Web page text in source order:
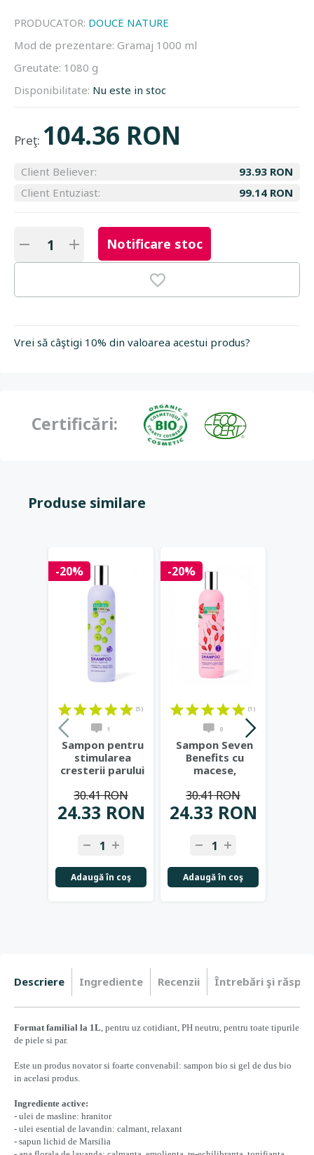
PRODUCATOR: DOUCE NATURE
Mod de prezentare: Gramaj 1000 ml
Greutate: 1080 g
Disponibilitate: Nu este in stoc
Preţ: 104.36 RON
Client Believer:
93.93 RON
Client Entuziast:
99.14 RON
Notificare stoc
Vrei să câştigi 10% din valoarea acestui produs?
Certificări:
Produse similare
-20%
(5)
1
Sampon pentru
stimularea
cresterii parului
Miracle,...
24.33 RON
30.41 RON
Adaugă în coş
-20%
(1)
0
Sampon Seven
Benefits cu
macese,
cafeina, 400ml
24.33 RON
30.41 RON
Adaugă în coş
Descriere Ingrediente Recenzii Întrebări şi
Format familial la 1L, pentru uz cotidiant, PH neutru, pentru toate tipurile
de piele si par.
Este un produs novator si foarte convenabil: sampon bio si gel de dus bio
in acelasi produs.
Ingrediente active:
- ulei de masline: hranitor
- ulei esential de lavandin: calmant, relaxant
- sapun lichid de Marsilia